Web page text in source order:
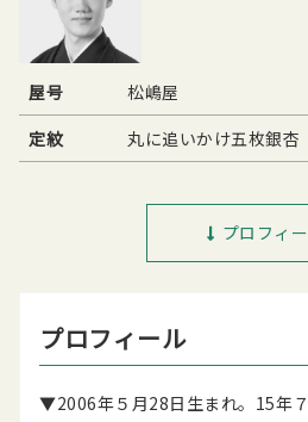
屋号
松嶋屋
定紋
丸に追いかけ五枚銀杏
プロフィ
プロフィール
▼2006年５月28日生まれ。15年